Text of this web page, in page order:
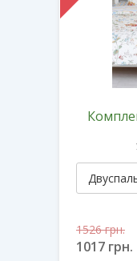
1526грн.
1017 грн.